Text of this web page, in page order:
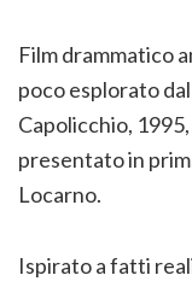
Film drammatico
poco esplorato
Capolicchio,
presentato in
Locarno.
Ispirato a fatti